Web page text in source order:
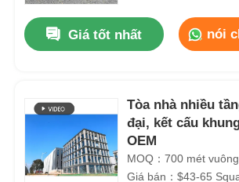
Giá tốt nhất nói
Tòa nhà nhiều
đại, kết cấu
OEM
MOQ：700 mét vuông
Giá bán：$43-65